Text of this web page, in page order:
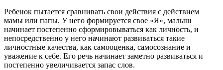
Ребенок пытается сравнивать свои действия с действием
мамы или папы. У него формируется свое «Я», малыш
начинает постепенно сформировываться как личность, и
непосредственно у него начинают развиваться такие
личностные качества, как самооценка, самосознание и
уважение к себе. Его речь начинает заметно развиваться и
постепенно увеличивается запас слов.